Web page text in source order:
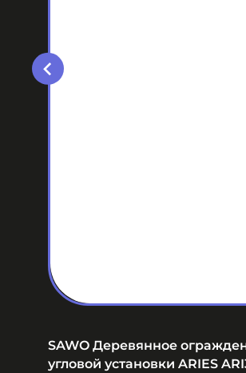
SAWO Деревянное
угловой установки ARIES